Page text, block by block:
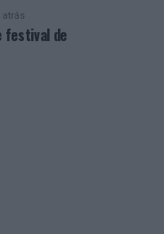
atrás
festival de